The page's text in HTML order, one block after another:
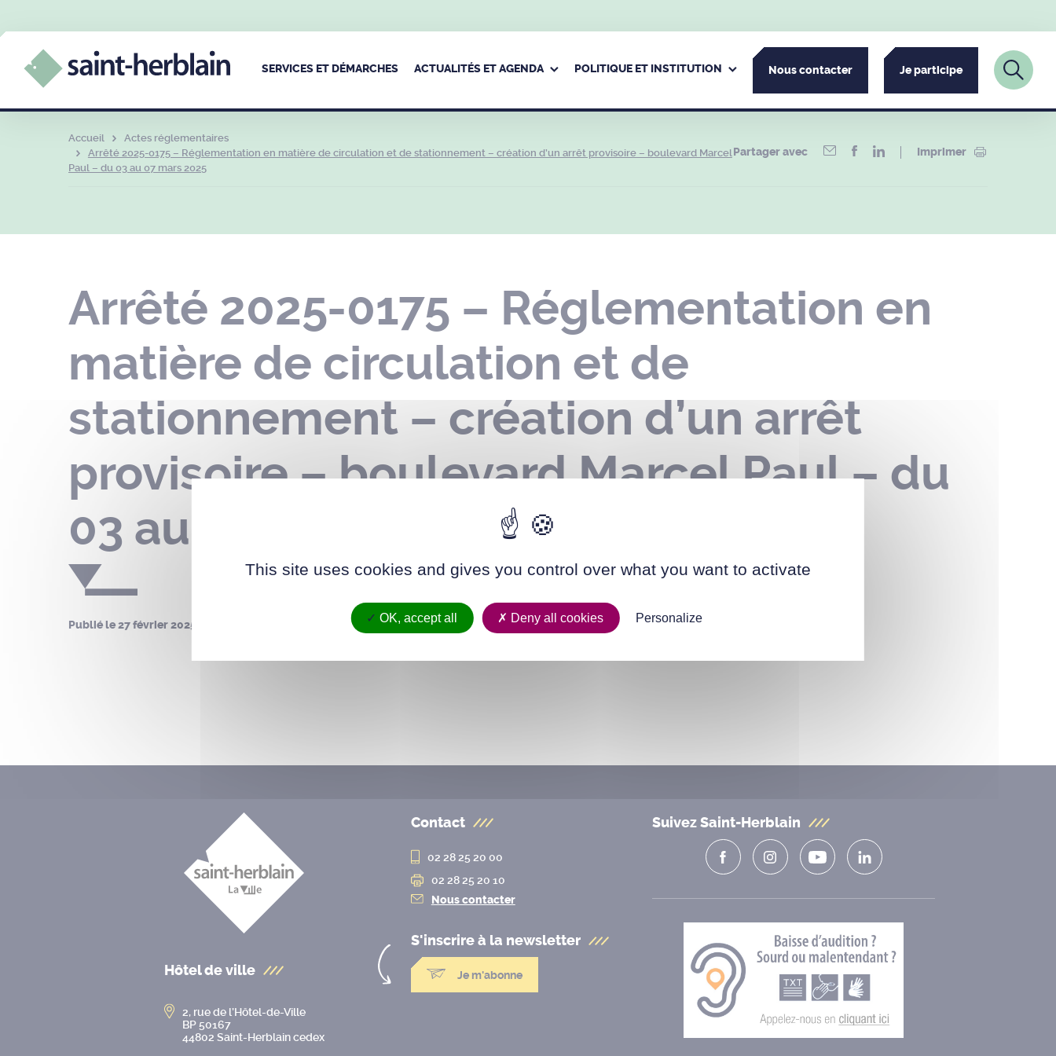
SERVICES ET DÉMARCHES ACTUALITÉS ET AGENDA POLITIQUE ET INSTITUTION Nous contacter Je participe
Accueil
Actes réglementaires
Arrêté 2025-0175 – Réglementation en matière de circulation et de stationnement – création d’un arrêt provisoire – boulevard Marcel
Paul – du 03 au 07 mars 2025
Partager avec Imprimer
Arrêté 2025-0175 – Réglementation en
matière de circulation et de
stationnement – création d’un arrêt
provisoire – boulevard Marcel Paul – du
03 au 07 mars 2025
Publié le27 février 2025
Hôtel de ville
2, rue de l’Hôtel-de-Ville
BP 50167
44802 Saint-Herblain cedex
Contact
02 28 25 20 00
02 28 25 20 10
Nous contacter
S'inscrire à la newsletter
Je m'abonne
Suivez Saint-Herblain
This site uses cookies and gives you control over what you want to activate
OK, accept all Deny all cookies Personalize